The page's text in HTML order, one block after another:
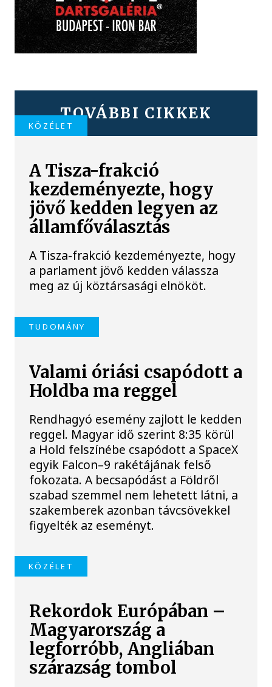
TOVÁBBI CIKKEK
KÖZÉLET
A Tisza-frakció
kezdeményezte, hogy
jövő kedden legyen az
államfőválasztás
A Tisza-frakció kezdeményezte, hogy
a parlament jövő kedden válassza
meg az új köztársasági elnököt.
TUDOMÁNY
Valami óriási csapódott a
Holdba ma reggel
Rendhagyó esemény zajlott le kedden
reggel. Magyar idő szerint 8:35 körül
a Hold felszínébe csapódott a SpaceX
egyik Falcon–9 rakétájának felső
fokozata. A becsapódást a Földről
szabad szemmel nem lehetett látni, a
szakemberek azonban távcsövekkel
figyelték az eseményt.
KÖZÉLET
Rekordok Európában –
Magyarország a
legforróbb, Angliában
szárazság tombol